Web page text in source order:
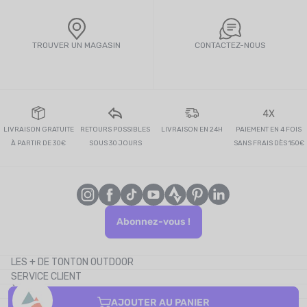
AJOUTER AU PANIER
TROUVER UN MAGASIN CONTACTEZ-NOUS
LIVRAISON GRATUITE
À PARTIR DE 30€
RETOURS POSSIBLES
SOUS 30 JOURS
LIVRAISON EN 24H
4X
PAIEMENT EN 4 FOIS
SANS FRAIS DÈS 150€
Abonnez-vous !
LES + DE TONTON OUTDOOR
Le blog
Le cashback
SERVICE CLIENT
À PROPOS